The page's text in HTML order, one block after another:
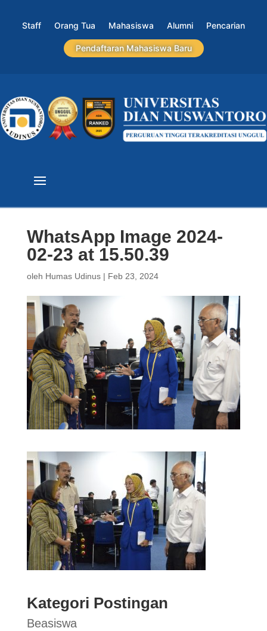
Staff Orang Tua Mahasiswa Alumni Pencarian
Pendaftaran Mahasiswa Baru
WhatsApp Image 2024-
02-23 at 15.50.39
oleh Humas Udinus| Feb 23, 2024
Kategori Postingan
Beasiswa